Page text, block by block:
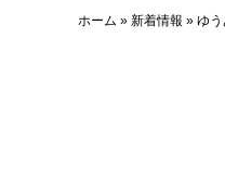
ホーム » 新着情報 » ゆ